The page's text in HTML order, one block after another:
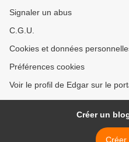
Signaler un abus
C.G.U.
Cookies et données
Préférences cookies
Voir le profil de Edgar sur le
Créer un
Créer